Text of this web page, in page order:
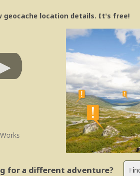
geocache location details. It's free!
for a different adventure?